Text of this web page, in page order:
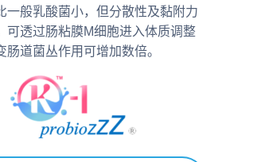
一般乳酸菌小，但分散性及黏附力
可透过肠粘膜M细胞进入体质调整
肠道菌丛作用可增加数倍。